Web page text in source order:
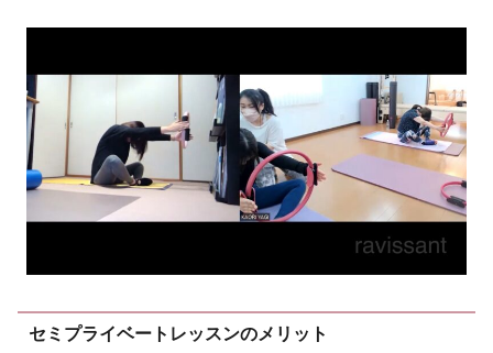
セミプライベートレッスンのメリット